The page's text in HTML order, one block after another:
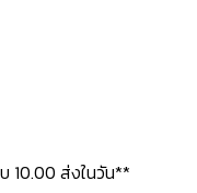
10.00 ส่งในวัน**